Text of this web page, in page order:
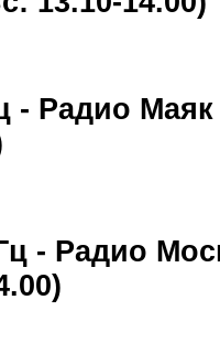
- Радио Маяк
- Радио